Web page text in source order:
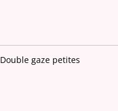
Double gaze petites